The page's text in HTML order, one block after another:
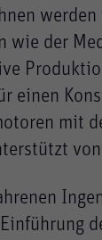
wie der
einen
mit